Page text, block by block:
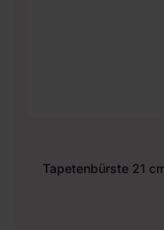
Tapetenbürste 21